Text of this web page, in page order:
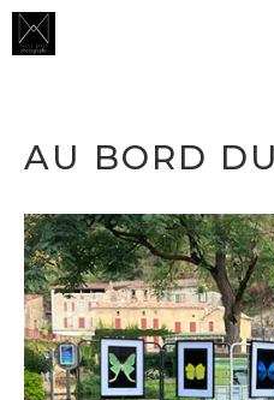
Aller
au
AU BORD